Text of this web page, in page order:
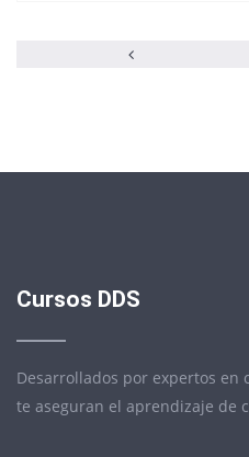
Cursos DDS
Desarrollados por expertos en
te aseguran el aprendizaje de